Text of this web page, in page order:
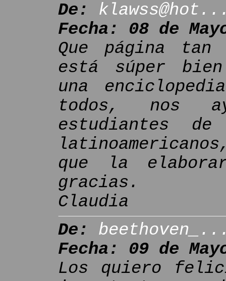
De:
Fecha: 08 de
Que página tan
está súper
una
todos, nos
estudiantes
que la
gracias.
Claudia
De:
Fecha: 09 de
Los quiero